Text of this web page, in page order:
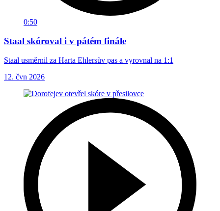
0:50
Staal skóroval i v pátém finále
Staal usměrnil za Harta Ehlersův pas a vyrovnal na 1:1
12. čvn 2026